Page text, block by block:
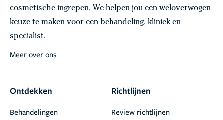
cosmetische ingrepen. We helpen jou een weloverwogen
keuze te maken voor een behandeling, kliniek en
specialist.
Meer over ons
Ontdekken
Behandelingen
Richtlijnen
Review richtlijnen